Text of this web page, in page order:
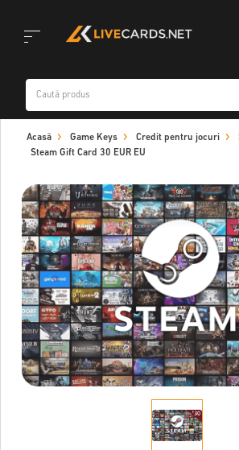
navigation
Acasă Game Keys Credit pentru jocuri
Steam Gift Card 30 EUR EU